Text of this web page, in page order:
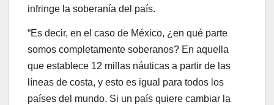
infringe la soberanía del país.
“Es decir, en el caso de México, ¿en qué parte
somos completamente soberanos? En aquella
que establece 12 millas náuticas a partir de las
líneas de costa, y esto es igual para todos los
países del mundo. Si un país quiere cambiar la